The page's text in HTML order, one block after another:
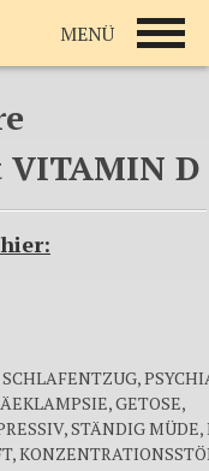
VITAMIN D
GETOSE,
STÄNDIG MÜDE,
MENÜ